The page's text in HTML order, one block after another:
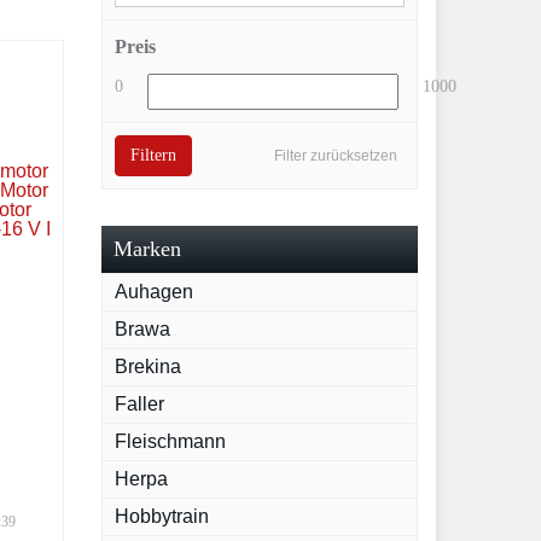
Preis
0 1000
Filter zurücksetzen
Filtern
Marken
Auhagen
Brawa
Brekina
Faller
Fleischmann
Herpa
Hobbytrain